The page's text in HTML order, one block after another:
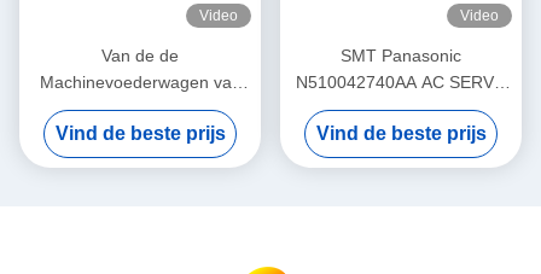
Video
Van de de
Machinevoederwagen van
SMT Panasonic NPM PCB-
raad PNF0A1-AA
N610102505AA
Vind de beste prijs
Video
SMT Panasonic
N510042740AA AC SERVO
MOTOR 3W MULTI Theta-
Motor P50BA2002BXS3C 3
HD Light Weight
Vind de beste prijs